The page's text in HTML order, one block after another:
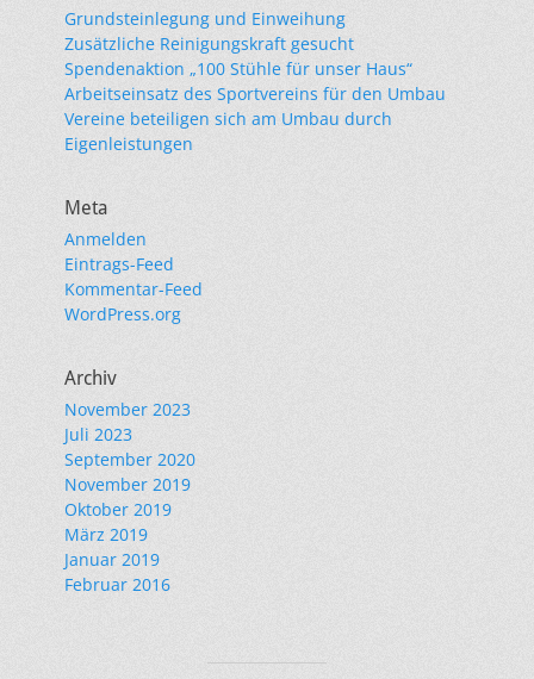
Grundsteinlegung und Einweihung
Zusätzliche Reinigungskraft gesucht
Spendenaktion „100 Stühle für unser Haus“
Arbeitseinsatz des Sportvereins für den Umbau
Vereine beteiligen sich am Umbau durch
Eigenleistungen
Meta
Anmelden
Eintrags-Feed
Kommentar-Feed
WordPress.org
Archiv
November 2023
Juli 2023
September 2020
November 2019
Oktober 2019
März 2019
Januar 2019
Februar 2016